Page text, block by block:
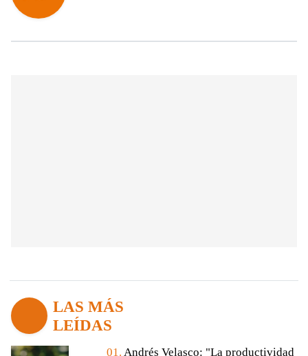
LAS MÁS
LEÍDAS
01. Andrés Velasco: "La productividad